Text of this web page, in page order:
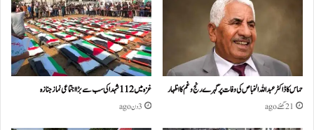
حماس کا ڈاکٹر عبداللہ الخباص کی وفات پر گہرے رنج وغم کااظہار
21 گھنٹے ago
غزہ میں 112 شہدا کی سب سے بڑا اجتماعی نماز جنازہ
3 دن ago